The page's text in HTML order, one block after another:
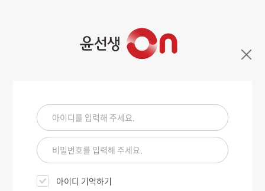
아이디 기억하기